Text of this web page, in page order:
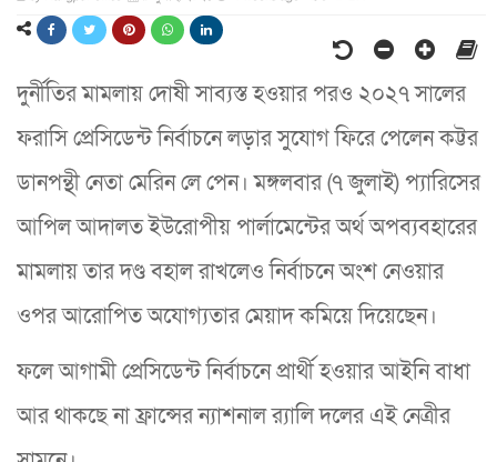
দুর্নীতির মামলায় দোষী সাব্যস্ত হওয়ার পরও ২০২৭ সালের
ফরাসি প্রেসিডেন্ট নির্বাচনে লড়ার সুযোগ ফিরে পেলেন কট্টর
ডানপন্থী নেতা মেরিন লে পেন। মঙ্গলবার (৭ জুলাই) প্যারিসের
আপিল আদালত ইউরোপীয় পার্লামেন্টের অর্থ অপব্যবহারের
মামলায় তার দণ্ড বহাল রাখলেও নির্বাচনে অংশ নেওয়ার
ওপর আরোপিত অযোগ্যতার মেয়াদ কমিয়ে দিয়েছেন।
ফলে আগামী প্রেসিডেন্ট নির্বাচনে প্রার্থী হওয়ার আইনি বাধা
আর থাকছে না ফ্রান্সের ন্যাশনাল র‍্যালি দলের এই নেত্রীর